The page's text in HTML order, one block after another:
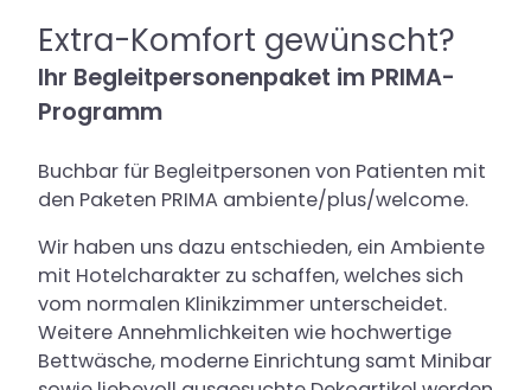
Extra-Komfort gewünscht?
Ihr Begleitpersonenpaket im PRIMA-
Programm
Buchbar für Begleitpersonen von Patienten mit
den Paketen PRIMA ambiente/plus/welcome.
Wir haben uns dazu entschieden, ein Ambiente
mit Hotelcharakter zu schaffen, welches sich
vom normalen Klinikzimmer unterscheidet.
Weitere Annehmlichkeiten wie hochwertige
Bettwäsche, moderne Einrichtung samt Minibar